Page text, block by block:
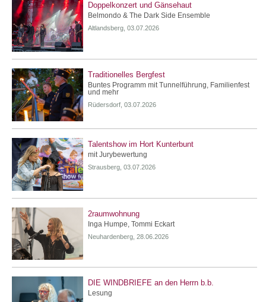
Doppelkonzert und Gänsehaut
Belmondo & The Dark Side Ensemble
Altlandsberg, 03.07.2026
Traditionelles Bergfest
Buntes Programm mit Tunnelführung, Familienfest
und mehr
Rüdersdorf, 03.07.2026
Talentshow im Hort Kunterbunt
mit Jurybewertung
Strausberg, 03.07.2026
2raumwohnung
Inga Humpe, Tommi Eckart
Neuhardenberg, 28.06.2026
DIE WINDBRIEFE an den Herrn b.b.
Lesung